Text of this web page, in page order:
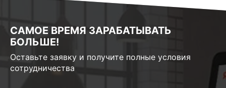
САМОЕ ВРЕМЯ ЗАРАБАТЫВАТЬ
БОЛЬШЕ!
Оставьте заявку и получите полные условия
сотрудничества